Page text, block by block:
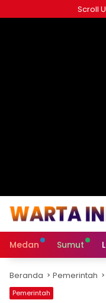
ke
Scroll
Medan Sumut
Beranda Pemerintah
Pemerintah